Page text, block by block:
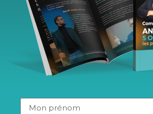
6- SE RENDRE
La visibilité, c’est ce qui te permet de
sécuriser ton activité.
Pour profiter de son effet de levier, tu
travailler ton personal branding via
avoir un élément de différenciation
pour être reconnu sur les